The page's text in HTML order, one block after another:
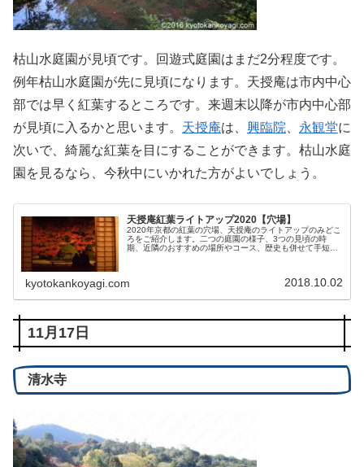
枯山水庭園が見頃です。回遊式庭園はまだ2分程度です。
例年枯山水庭園が先に見頃になります。天授庵は市内中心
部では早く紅葉するところです。来週末以降が市内中心部
が見頃に入るかと思います。 天授庵は、 興臨院 永観堂に
次いで、綺麗な紅葉を目にすることができます。枯山水庭
園を見るなら、今秋中にいかれた方がよいでしょう。
天授庵紅葉ライトアップ2020【穴場】
2020年京都の紅葉の穴場、天授庵のライトアップのみどこ
ろをご紹介します。二つの庭園の様子、3つの見頃の時
期、近隣のおすすめの場所やコース、歴史も併せて手短
kyotokankoyagi.com 2018.10.02
11月17日
清水寺